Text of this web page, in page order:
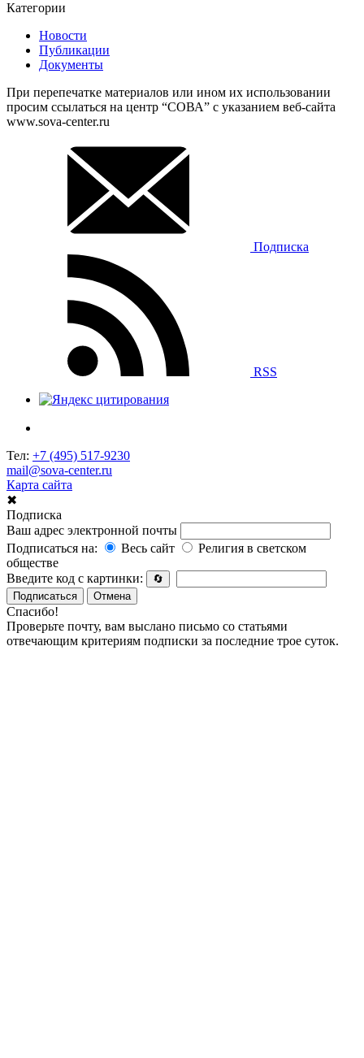
Категории
Новости
Публикации
Документы
При перепечатке материалов или ином их использовании
просим ссылаться на центр “СОВА” с указанием веб-сайта
www.sova-center.ru
Подписка
RSS
Тел: +7 (495) 517-9230
mail@sova-center.ru
Карта сайта
✖
Подписка
Ваш адрес электронной почты
Подписаться на:
Весь сайт
Религия в светском
обществе
Введите код с картинки:
🔄
Подписаться
Отмена
Спасибо!
Проверьте почту, вам выслано письмо со статьями
отвечающим критериям подписки за последние трое суток.